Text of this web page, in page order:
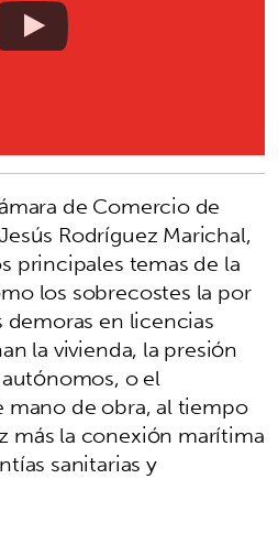
de Comercio de
Rodríguez Marichal,
principales temas de la
los sobrecostes la por
en licencias
la vivienda, la presión
o el
mano de obra, al tiempo
más la conexión marítima
sanitarias y